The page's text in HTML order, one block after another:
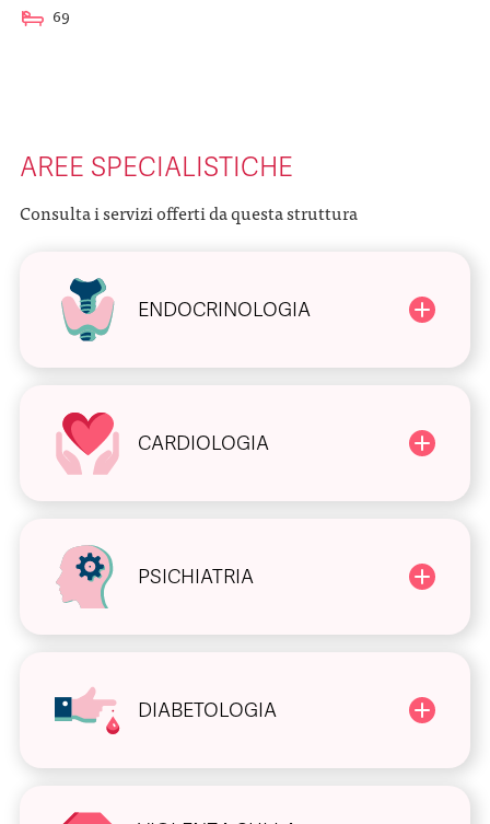
69
AREE SPECIALISTICHE
Consulta i servizi offerti da questa struttura
ENDOCRINOLOGIA
CARDIOLOGIA
PSICHIATRIA
DIABETOLOGIA